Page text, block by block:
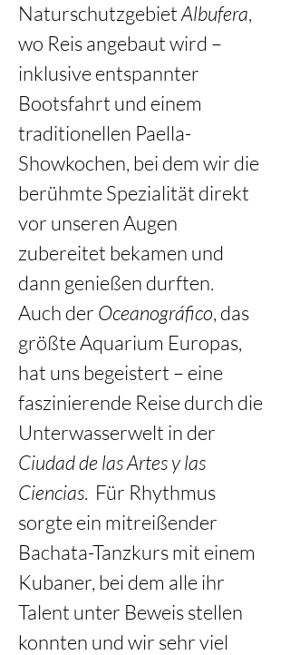
Naturschutzgebiet Albufera,
wo Reis angebaut wird –
inklusive entspannter
Bootsfahrt und einem
traditionellen Paella-
Showkochen, bei dem wir die
berühmte Spezialität direkt
vor unseren Augen
zubereitet bekamen und
dann genießen durften.
Auch der Oceanográfico, das
größte Aquarium Europas,
hat uns begeistert – eine
faszinierende Reise durch die
Unterwasserwelt in der
Ciudad de las Artes y las
Ciencias.  Für Rhythmus
sorgte ein mitreißender
Bachata-Tanzkurs mit einem
Kubaner, bei dem alle ihr
Talent unter Beweis stellen
konnten und wir sehr viel